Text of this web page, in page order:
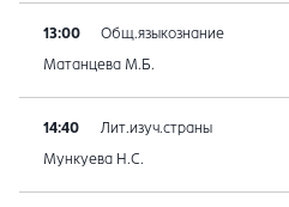
13:00 Общ.языкознание
Матанцева М.Б.
14:40 Лит.изуч.страны
Мункуева Н.С.